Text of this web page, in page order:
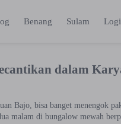
Benang Sulam
dalam
Bajo, bisa banget menengok
malam di bungalow mewah